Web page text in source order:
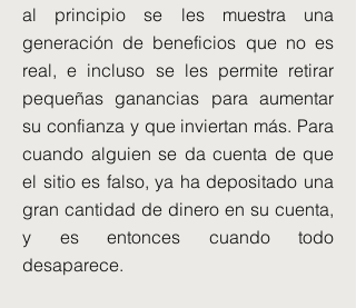
al principio se les muestra una
generación de beneficios que no es
real, e incluso se les permite retirar
pequeñas ganancias para aumentar
su confianza y que inviertan más. Para
cuando alguien se da cuenta de que
el sitio es falso, ya ha depositado una
gran cantidad de dinero en su cuenta,
y es entonces cuando todo
desaparece.